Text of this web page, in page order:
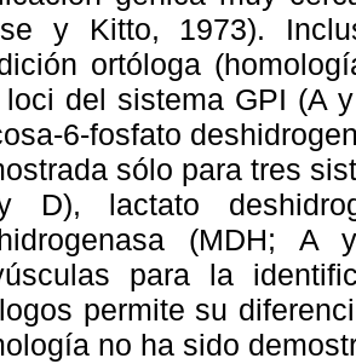
y Kitto, 1973).
ortóloga
loci del sistema GPI (A
6-fosfato
sólo para tres
D), lactato
(MDH;
para la
permite su
no ha sido